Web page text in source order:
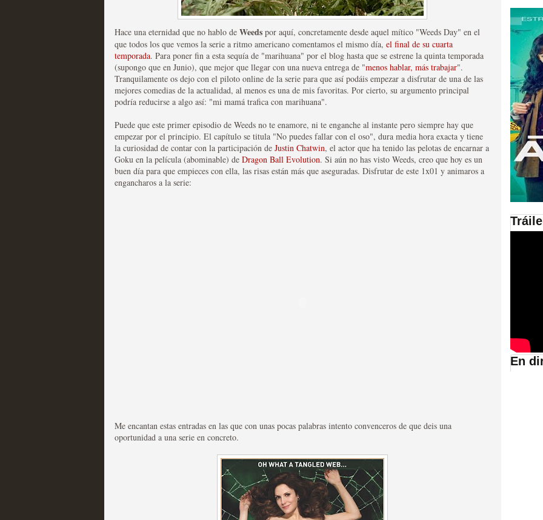
Las series disponibles en las plataformas SVOD
MOLTISANTI
Recomendación de la semana
Hace una eternidad que no hablo de Weeds por aquí, concretamente desde aquel mítico "Weeds Day" en el
que todos los que vemos la serie a ritmo americano comentamos el mismo día, el final de su cuarta
temporada. Para poner fin a esta sequía de "marihuana" por el blog hasta que se estrene la quinta temporada
(supongo que en Junio), que mejor que llegar con una nueva entrega de "menos hablar, más trabajar".
Tranquilamente os dejo con el piloto online de la serie para que así podáis empezar a disfrutar de una de las
mejores comedias de la actualidad, al menos es una de mis favoritas. Por cierto, su argumento principal
podría reducirse a algo así: "mi mamá trafica con marihuana".
Puede que este primer episodio de Weeds no te enamore, ni te enganche al instante pero siempre hay que
empezar por el principio. El capítulo se titula "No puedes fallar con el oso", dura media hora exacta y tiene
la curiosidad de contar con la participación de Justin Chatwin, el actor que ha tenido las pelotas de encarnar a
Goku en la película (abominable) de Dragon Ball Evolution. Si aún no has visto Weeds, creo que hoy es un
buen día para que empieces con ella, las risas están más que aseguradas. Disfrutar de este 1x01 y animaros a
engancharos a la serie:
Me encantan estas entradas en las que con unas pocas palabras intento convenceros de que deis una
oportunidad a una serie en concreto.
En